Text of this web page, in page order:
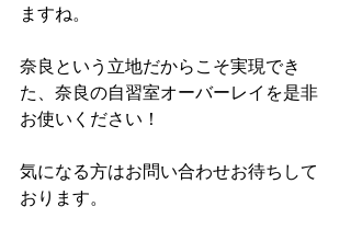
ますね。
奈良という立地だからこそ実現でき
た、奈良の自習室オーバーレイを是非
お使いください！
気になる方はお問い合わせお待ちして
おります。